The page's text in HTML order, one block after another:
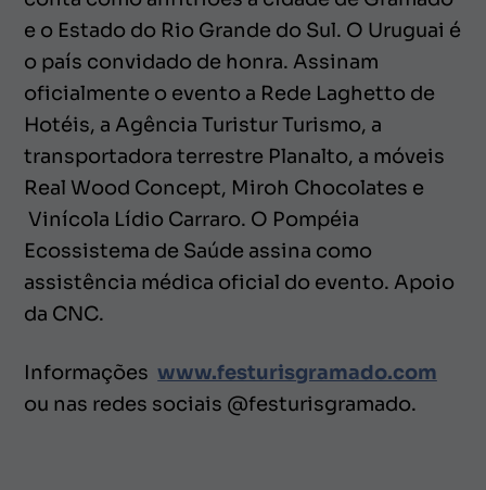
e o Estado do Rio Grande do Sul. O Uruguai é
o país convidado de honra. Assinam
oficialmente o evento a Rede Laghetto de
Hotéis, a Agência Turistur Turismo, a
transportadora terrestre Planalto, a móveis
Real Wood Concept, Miroh Chocolates e
Vinícola Lídio Carraro. O Pompéia
Ecossistema de Saúde assina como
assistência médica oficial do evento. Apoio
da CNC.
Informaçõeswww.festurisgramado.com
ou nas redes sociais @festurisgramado.